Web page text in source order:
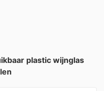
plastic wijnglas